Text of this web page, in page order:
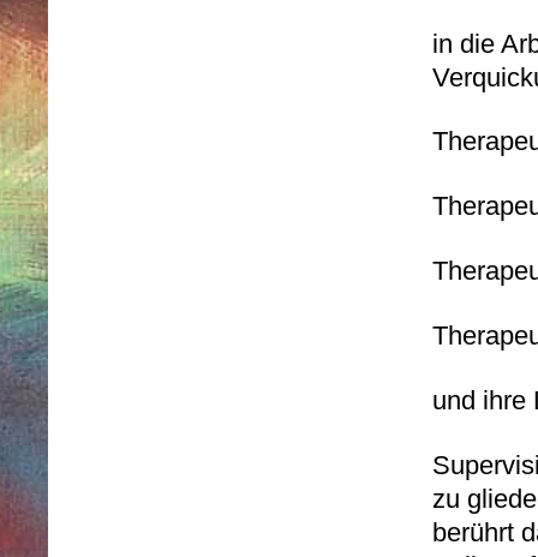
in die
und ihre
zu
berührt